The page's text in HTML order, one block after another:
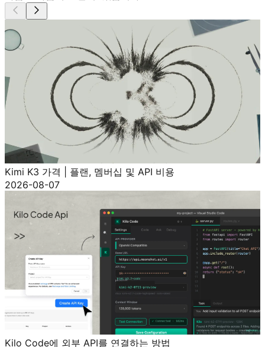
Kimi K3 가격 | 플랜, 멤버십 및 API 비용
2026-08-07
Kilo Code에 외부 API를 연결하는 방법